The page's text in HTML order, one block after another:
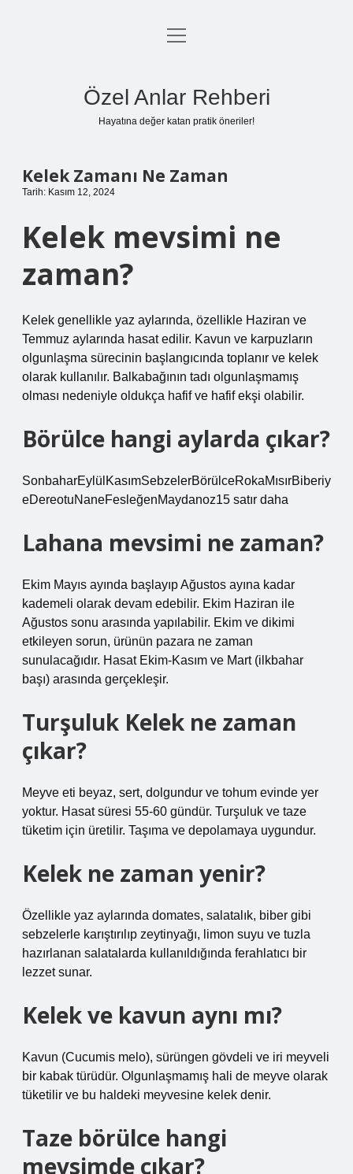
Anasayfa
menüyü
Özel Anlar Rehberi
Hayatına değer katan pratik öneriler!
Kelek Zamanı Ne Zaman
Tarih: Kasım 12, 2024
Kelek mevsimi ne
zaman?
Kelek genellikle yaz aylarında, özellikle Haziran ve
Temmuz aylarında hasat edilir. Kavun ve karpuzların
olgunlaşma sürecinin başlangıcında toplanır ve kelek
olarak kullanılır. Balkabağının tadı olgunlaşmamış
olması nedeniyle oldukça hafif ve hafif ekşi olabilir.
Börülce hangi aylarda çıkar?
SonbaharEylülKasımSebzelerBörülceRokaMısırBiberiy
eDereotuNaneFesleğenMaydanoz15 satır daha
Lahana mevsimi ne zaman?
Ekim Mayıs ayında başlayıp Ağustos ayına kadar
kademeli olarak devam edebilir. Ekim Haziran ile
Ağustos sonu arasında yapılabilir. Ekim ve dikimi
etkileyen sorun, ürünün pazara ne zaman
sunulacağıdır. Hasat Ekim-Kasım ve Mart (ilkbahar
başı) arasında gerçekleşir.
Turşuluk Kelek ne zaman
çıkar?
Meyve eti beyaz, sert, dolgundur ve tohum evinde yer
yoktur. Hasat süresi 55-60 gündür. Turşuluk ve taze
tüketim için üretilir. Taşıma ve depolamaya uygundur.
Kelek ne zaman yenir?
Özellikle yaz aylarında domates, salatalık, biber gibi
sebzelerle karıştırılıp zeytinyağı, limon suyu ve tuzla
hazırlanan salatalarda kullanıldığında ferahlatıcı bir
lezzet sunar.
Kelek ve kavun aynı mı?
Kavun (Cucumis melo), sürüngen gövdeli ve iri meyveli
bir kabak türüdür. Olgunlaşmamış hali de meyve olarak
tüketilir ve bu haldeki meyvesine kelek denir.
Taze börülce hangi
mevsimde çıkar?